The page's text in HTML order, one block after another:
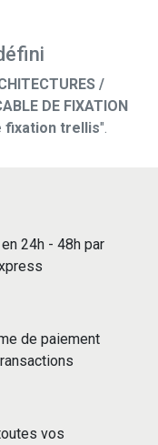
/
DE FIXATION
fixation trellis".
24h - 48h par
de paiement
vos